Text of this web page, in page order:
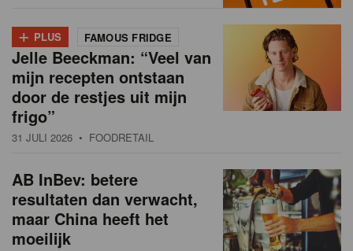
+ PLUS FAMOUS FRIDGE
Jelle Beeckman: “Veel van
mijn recepten ontstaan
door de restjes uit mijn
frigo”
31 JULI 2026 • FOODRETAIL
AB InBev: betere
resultaten dan verwacht,
maar China heeft het
moeilijk